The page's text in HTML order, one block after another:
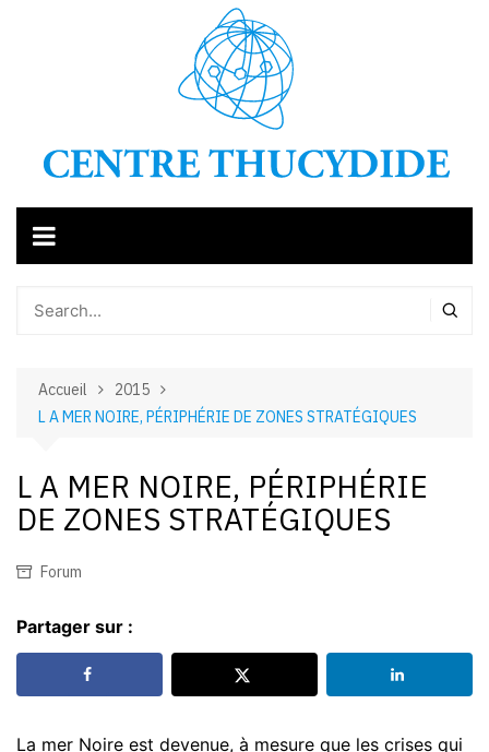
Accueil
2015
L A MER NOIRE, PÉRIPHÉRIE DE ZONES STRATÉGIQUES
L A MER NOIRE, PÉRIPHÉRIE
DE ZONES STRATÉGIQUES
Forum
Partager sur :
La mer Noire est devenue, à mesure que les crises qui